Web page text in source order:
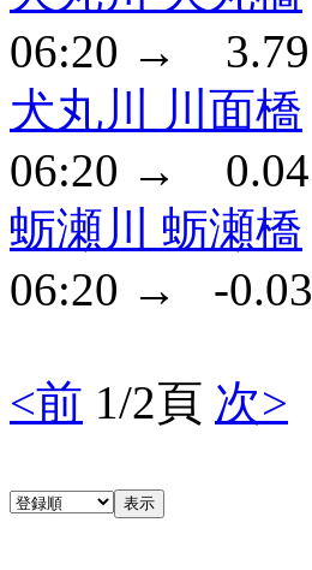
06:20 → 3.79
犬丸川 川面橋
06:20 → 0.04
蛎瀬川 蛎瀬橋
06:20 → -0.03
<前 1/2頁 次>